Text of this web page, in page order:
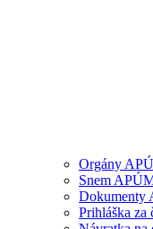
Orgány
Snem
Dokumenty
Prihláška za